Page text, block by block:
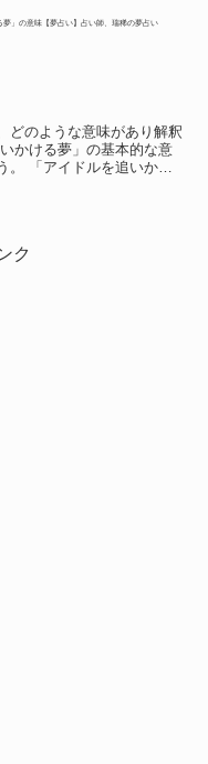
夢」の意味【夢占い】占い師、瑞稀の夢占い
どのような意味があり解釈
かける夢」の基本的な意
。 「アイドルを追いかけ
ク